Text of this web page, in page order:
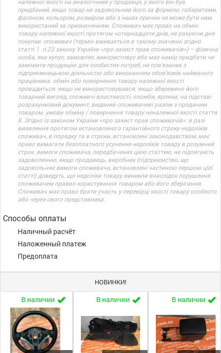
придбаний, якщо товар не задовольнив його за формою, габаритами,
фасоном, кольором, розміром або з інших причин не може бути ним
використаний за призначенням. Споживач має право на обмін
товару належної якості протягом чотирнадцяти днів, не рахуючи дня
покупки. споживач (термін вживається в такому значенні згідно
статті 1. п.22 закону України «про захист прав споживачів») – фізична
особа, яка купує, замовляє, використовує або має намір придбати чи
замовити продукцію для особистих потреб, не пов’язаних з
підприємницькою діяльністю або виконанням обов’язків найманого
працівника. обмін або повернення товару належної якості
провадиться: якщо не використовувався; якщо збережено його
товарний вигляд, споживчі властивості, пломби, ярлики; на підставі
розрахунковий документ, виданий споживачеві разом з проданим
товаром. умови обміну / повернення товару неналежної якості стаття
8. Згідно із законом України «про захист прав споживачів»: в разі
виявлення протягом встановленого гарантійного строку недоліків
споживач, в порядку та в строки, встановлені законодавством, має
право вимагати безоплатного усунення недоліків товару в розумний
строк. вимоги споживача, передбачених цією статтею, не підлягають
задоволенню, якщо продавець, виробник (підприємство, що
задовольняє вимоги споживача, встановлені частиною першою цієї
статті) доведуть, що недоліки товару виникли внаслідок порушення
споживачем правил користування товаром або його зберігання.
Споживач має право брати участь у перевірці якості товару особисто
або через свого представника.
Способы оплаты
Наличный расчёт
Наложенный платеж
Предоплата
НОВИНКИ!
В наличии В наличии В наличии